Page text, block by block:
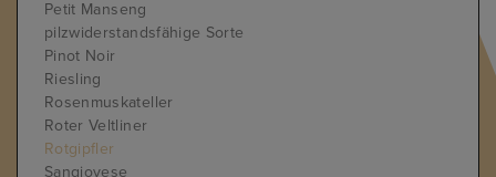
Petit Manseng
pilzwiderstandsfähige Sorte
Pinot Noir
Riesling
Rosenmuskateller
Roter Veltliner
Rotgipfler